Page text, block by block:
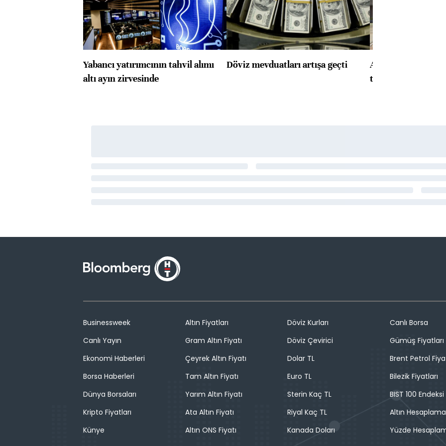
Yabancı yatırımcının tahvil alımı
altı ayın zirvesinde
Döviz mevduatları artışa geçti
ABD'de konut
toparlandı
Businessweek
Canlı Yayın
Ekonomi Haberleri
Borsa Haberleri
Dünya Borsaları
Kripto Fiyatları
Künye
Altın Fiyatları
Gram Altın Fiyatı
Çeyrek Altın Fiyatı
Tam Altın Fiyatı
Yarım Altın Fiyatı
Ata Altın Fiyatı
Altın ONS Fiyatı
Döviz Kurları
Döviz Çevirici
Dolar TL
Euro TL
Sterin Kaç TL
Riyal Kaç TL
Kanada Doları
Canlı Borsa
Gümüş Fiyatları
Brent Petrol
Bilezik Fiyatları
BIST 100 Endeksi
Altın Hesaplama
Yüzde